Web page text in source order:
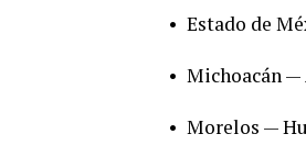
• Estado de
• Michoacán —
• Morelos —